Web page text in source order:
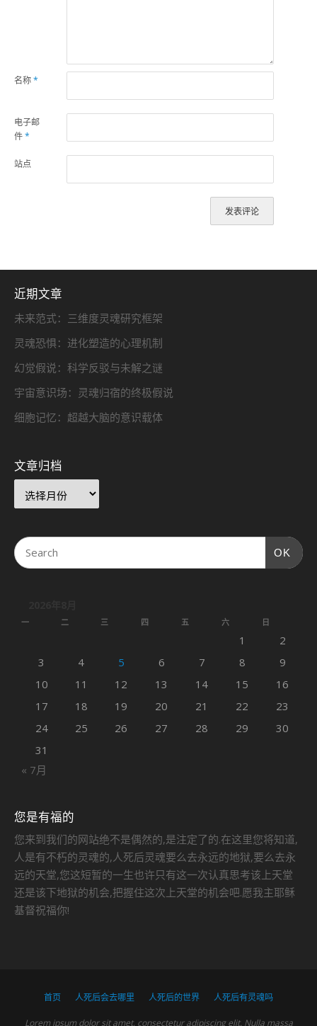
名称*
电子邮
件*
站点
近期文章
未来范式：三维度灵魂研究框架
灵魂恐惧：进化塑造的心理机制
幻觉假说：科学反驳与未解之谜
宇宙意识场：灵魂归宿的终极假说
细胞记忆：超越大脑的意识载体
文章归档
OK
一 二 三 四 五 六 日
« 7月
1
2
3
4 5 6 7 8
9
10
11 12 13 14 15
16
17
18 19 20 21 22
23
24
25 26 27 28 29
30
31
您是有福的
您来到我们的网站绝不是偶然的,是注定了的.在这里您将知道,
人是有不朽的灵魂的,人死后灵魂要么去永远的地狱,要么去永
远的天堂,您这短暂的一生也许只有这一次认真思考该上天堂
还是该下地狱的机会,把握住这次上天堂的机会吧.愿我主耶稣
基督祝福你!
首页 人死后会去哪里 人死后的世界 人死后有灵魂吗
Lorem ipsum dolor sit amet, consectetur adipiscing elit. Nulla massa